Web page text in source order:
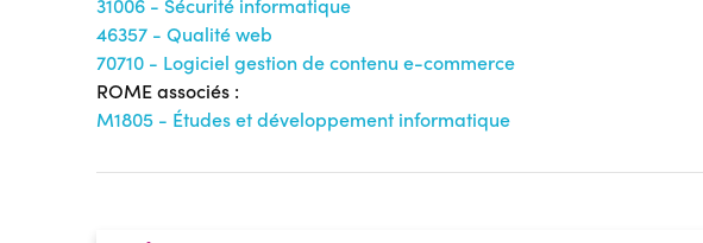
31006 - Sécurité informatique
46357 - Qualité web
70710 - Logiciel gestion de contenu e-commerce
ROME associés :
M1805 - Études et développement informatique